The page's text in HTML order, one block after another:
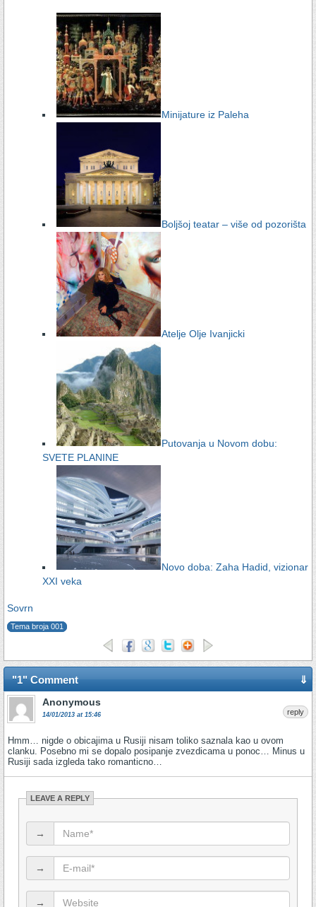
Minijature iz Paleha
Boljšoj teatar – više od pozorišta
Atelje Olje Ivanjicki
Putovanja u Novom dobu:
SVETE PLANINE
Novo doba: Zaha Hadid, vizionar
XXI veka
Sovrn
Tema broja 001
"1" Comment ⇓
Anonymous
14/01/2013 at 15:46
Hmm… nigde o obicajima u Rusiji nisam toliko saznala kao u ovom
clanku. Posebno mi se dopalo posipanje zvezdicama u ponoc… Minus u
Rusiji sada izgleda tako romanticno…
reply
LEAVE A REPLY
→
→
→